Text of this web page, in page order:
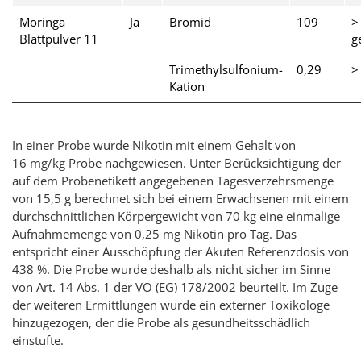
Moringa
Blattpulver 11
Ja Bromid 109
Trimethylsulfonium-
Kation
0,29
In einer Probe wurde Nikotin mit einem Gehalt von
16 mg/kg Probe nachgewiesen. Unter Berücksichtigung der
auf dem Probenetikett angegebenen Tagesverzehrsmenge
von 15,5 g berechnet sich bei einem Erwachsenen mit einem
durchschnittlichen Körpergewicht von 70 kg eine einmalige
Aufnahmemenge von 0,25 mg Nikotin pro Tag. Das
entspricht einer Ausschöpfung der Akuten Referenzdosis von
438 %. Die Probe wurde deshalb als nicht sicher im Sinne
von Art. 14 Abs. 1 der VO (EG) 178/2002 beurteilt. Im Zuge
der weiteren Ermittlungen wurde ein externer Toxikologe
hinzugezogen, der die Probe als gesundheitsschädlich
einstufte.